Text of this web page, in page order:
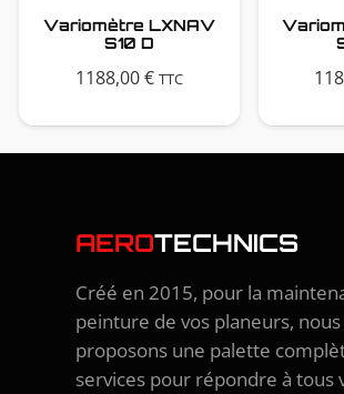
Variomètre LXNAV
S10 D
1188,00€ TTC
AEROTECHNICS
Créé en 2015, pour la
peinture de vos planeurs,
proposons une palette
services pour répondre à tous